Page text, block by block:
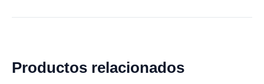
Productos relacionados